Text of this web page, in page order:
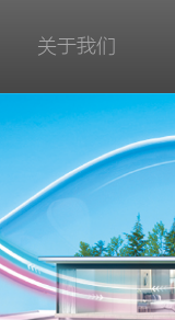
关于我们